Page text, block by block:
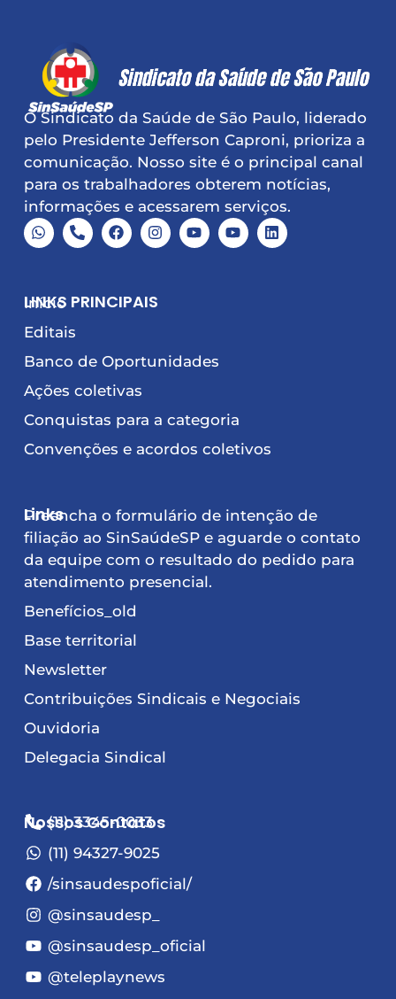
O Sindicato da Saúde de São Paulo, liderado
pelo Presidente Jefferson Caproni, prioriza a
comunicação. Nosso site é o principal canal
para os trabalhadores obterem notícias,
informações e acessarem serviços.
LINKS PRINCIPAIS
Início
Editais
Banco de Oportunidades
Ações coletivas
Conquistas para a categoria
Convenções e acordos coletivos
Links
Preencha o formulário de intenção de
filiação ao SinSaúdeSP e aguarde o contato
da equipe com o resultado do pedido para
atendimento presencial.
Benefícios_old
Base territorial
Newsletter
Contribuições Sindicais e Negociais
Ouvidoria
Delegacia Sindical
Nossos Contatos
(11) 3345-0033
(11) 94327-9025
/sinsaudespoficial/
@sinsaudesp_
@sinsaudesp_oficial
@teleplaynews